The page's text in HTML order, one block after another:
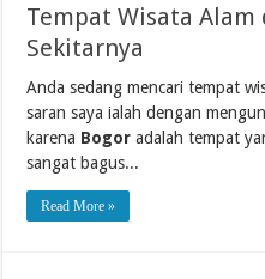
Tempat Wisata Alam
Sekitarnya
Anda sedang mencari tempat
saran saya ialah dengan
karena Bogor adalah tempat
sangat bagus...
Read More »